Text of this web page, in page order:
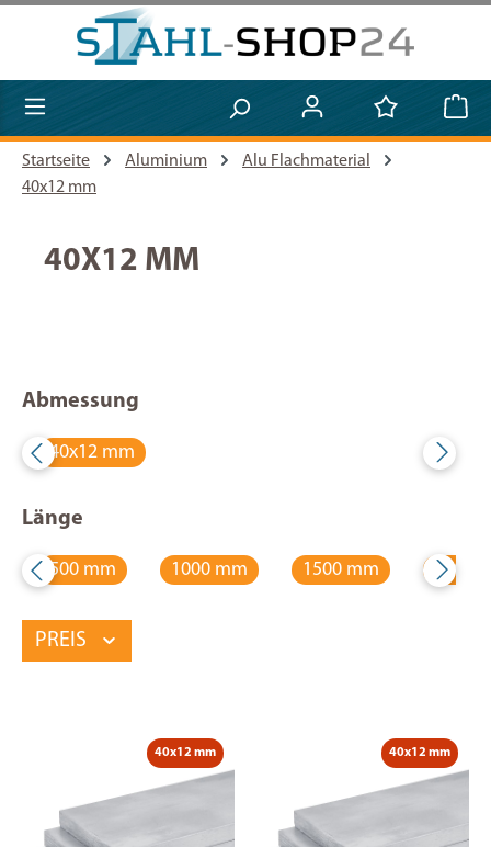
Zum Hauptinhalt springen
Startseite Aluminium
Alu Flachmaterial
40x12 mm
40X12 MM
Abmessung
40x12 mm
Länge
500 mm 1000 mm 1500 mm 2000
PREIS
40x12 mm 40x12 mm